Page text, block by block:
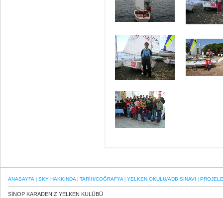
ANASAYFA SKY HAKKINDA TARİH/COĞRAFYA YELKEN OKULU/ADB SINAVI
SİNOP KARADENİZ YELKEN KULÜBÜ